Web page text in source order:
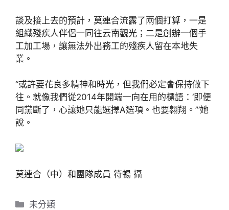
談及接上去的預計，莫連合流露了兩個打算，一是
組織殘疾人伴侶一同往云南觀光；二是創辦一個手
工加工場，讓無法外出務工的殘疾人留在本地失
業。
“或許要花良多精神和時光，但我們必定會保持做下
往。就像我們從2014年開端一向在用的標語：‘即便
同黨斷了，心讓她只能選擇A選項。也要翱翔。’”她
說。
莫連合（中）和團隊成員 符暢 攝
分
未分類